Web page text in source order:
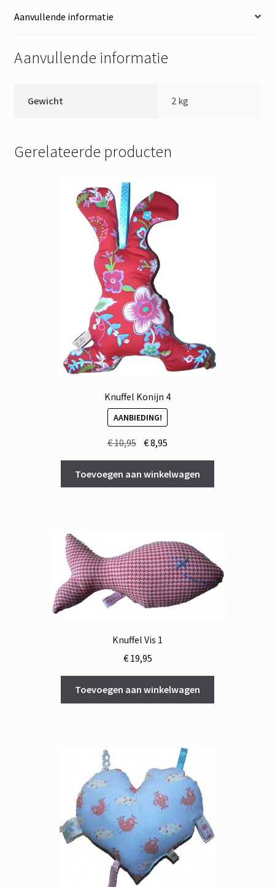
Aanvullende informatie
Aanvullende informatie
Gewicht 2 kg
Gerelateerde producten
Knuffel Konijn 4
AANBIEDING!
€10,95 Oorspronkelijke
was:
€ 10,95.
€8,95
is:
€ 8,95.
Toevoegen aan winkelwagen
Knuffel Vis 1
€19,95
Toevoegen aan winkelwagen